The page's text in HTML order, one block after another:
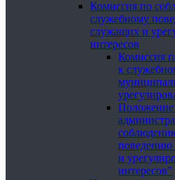
Комиссия по
служебному
служащих и
интересов
Комиссия
к
и
интересов"